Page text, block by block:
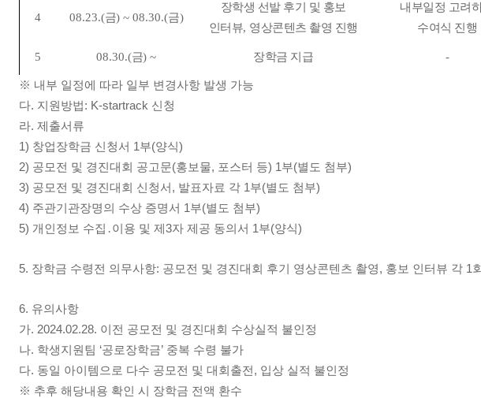
4 08.23.(금) ~ 08.30.(금)
장학생 선발 후기 및 홍보
인터뷰, 영상콘텐츠 촬영 진행
내부일정 고려
수여식 진행
5 08.30.(금) ~ 장학금 지급 -
※ 내부 일정에 따라 일부 변경사항 발생 가능
다. 지원방법: K-startrack 신청
라. 제출서류
1) 창업장학금 신청서 1부(양식)
2) 공모전 및 경진대회 공고문(홍보물, 포스터 등) 1부(별도 첨부)
3) 공모전 및 경진대회 신청서, 발표자료 각 1부(별도 첨부)
4) 주관기관장명의 수상 증명서 1부(별도 첨부)
5) 개인정보 수집․이용 및 제3자 제공 동의서 1부(양식)
5. 장학금 수령전 의무사항: 공모전 및 경진대회 후기 영상콘텐츠 촬영, 홍보 인터뷰 각 1
6. 유의사항
가. 2024.02.28. 이전 공모전 및 경진대회 수상실적 불인정
나. 학생지원팀 ‘공로장학금’ 중복 수령 불가
다. 동일 아이템으로 다수 공모전 및 대회출전, 입상 실적 불인정
※ 추후 해당내용 확인 시 장학금 전액 환수